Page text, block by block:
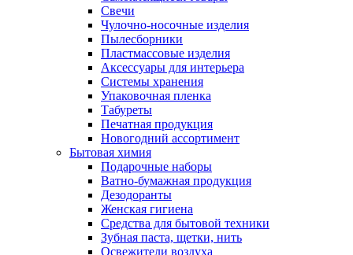
Свечи
Чулочно-носочные изделия
Пылесборники
Пластмассовые изделия
Аксессуары для интерьера
Системы хранения
Упаковочная пленка
Табуреты
Печатная продукция
Новогодний ассортимент
Бытовая химия
Подарочные наборы
Ватно-бумажная продукция
Дезодоранты
Женская гигиена
Средства для бытовой техники
Зубная паста, щетки, нить
Освежители воздуха